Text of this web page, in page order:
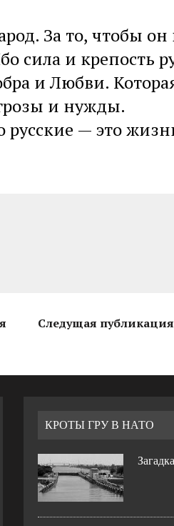
За то, чтобы он
сила и крепость
и Любви.
и нужды.
русские — это
Следущая публикация
КРОТЫ ГРУ В НАТО